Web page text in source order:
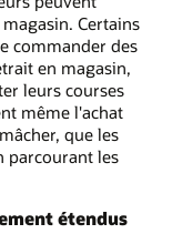
Certains
commander des
en magasin,
leurs courses
même l'achat
que les
parcourant les
étendus